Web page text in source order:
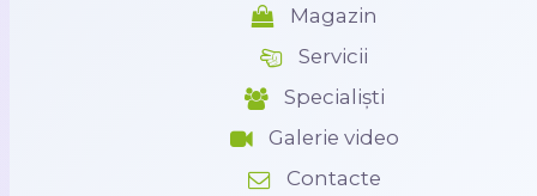
Magazin
Servicii
Specialiști
Galerie video
Contacte